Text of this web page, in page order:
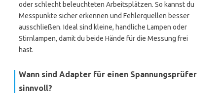
oder schlecht beleuchteten Arbeitsplätzen. So kannst du
Messpunkte sicher erkennen und Fehlerquellen besser
ausschließen. Ideal sind kleine, handliche Lampen oder
Stirnlampen, damit du beide Hände für die Messung frei
hast.
Wann sind Adapter für einen Spannungsprüfer
sinnvoll?